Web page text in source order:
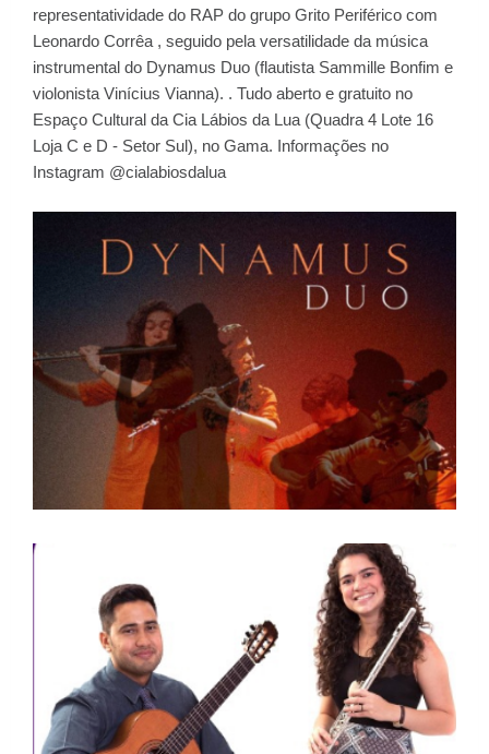
representatividade do RAP do grupo Grito Periférico com
Leonardo Corrêa , seguido pela versatilidade da música
instrumental do Dynamus Duo (flautista Sammille Bonfim e
violonista Vinícius Vianna). . Tudo aberto e gratuito no
Espaço Cultural da Cia Lábios da Lua (Quadra 4 Lote 16
Loja C e D - Setor Sul), no Gama. Informações no
Instagram @cialabiosdalua